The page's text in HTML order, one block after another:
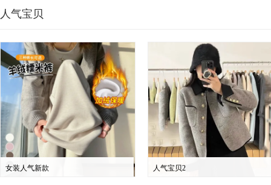
人气宝贝
女装人气新款 人气宝贝2